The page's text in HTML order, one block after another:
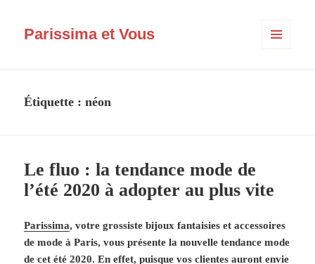
Parissima et Vous
Étiquette :néon
Le fluo : la tendance mode de
l’été 2020 à adopter au plus vite
Parissima, votre grossiste bijoux fantaisies et accessoires
de mode à Paris, vous présente la nouvelle tendance mode
de cet été 2020. En effet, puisque vos clientes auront envie